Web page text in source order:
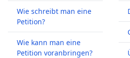
Wie schreibt man eine
Petition?
Wie kann man eine
Petition voranbringen?